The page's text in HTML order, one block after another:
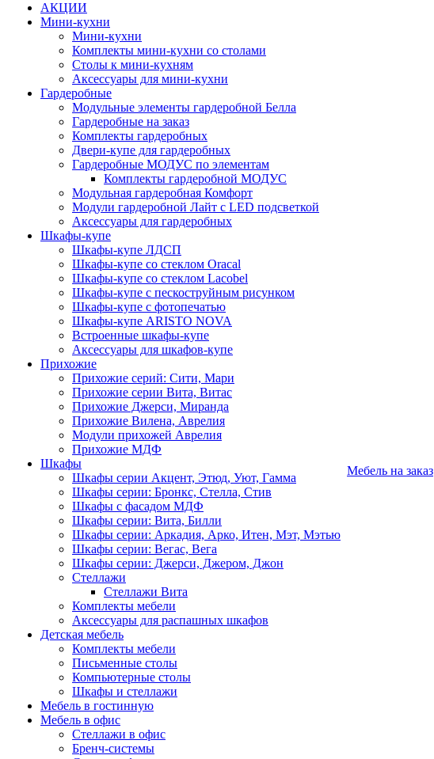
АКЦИИ
Мини-кухни
Мини-кухни
Комплекты мини-кухни со столами
Столы к мини-кухням
Аксессуары для мини-кухни
Гардеробные
Модульные элементы гардеробной Белла
Гардеробные на заказ
Комплекты гардеробных
Двери-купе для гардеробных
Гардеробные МОДУС по элементам
Комплекты гардеробной МОДУС
Модульная гардеробная Комфорт
Модули гардеробной Лайт с LED подсветкой
Аксессуары для гардеробных
Шкафы-купе
Шкафы-купе ЛДСП
Шкафы-купе со стеклом Oracal
Шкафы-купе со стеклом Lacobel
Шкафы-купе с пескоструйным рисунком
Шкафы-купе с фотопечатью
Шкафы-купе ARISTO NOVA
Встроенные шкафы-купе
Аксессуары для шкафов-купе
Прихожие
Прихожие серий: Сити, Мари
Прихожие серии Вита, Витас
Прихожие Джерси, Миранда
Прихожие Вилена, Аврелия
Модули прихожей Аврелия
Прихожие МДФ
Шкафы
Шкафы серии Акцент, Этюд, Уют, Гамма
Шкафы серии: Бронкс, Стелла, Стив
Шкафы с фасадом МДФ
Шкафы серии: Вита, Билли
Шкафы серии: Аркадия, Арко, Итен, Мэт, Мэтью
Шкафы серии: Вегас, Вега
Шкафы серии: Джерси, Джером, Джон
Стеллажи
Стеллажи Вита
Комплекты мебели
Аксессуары для распашных шкафов
Детская мебель
Комплекты мебели
Письменные столы
Компьютерные столы
Шкафы и стеллажи
Мебель в гостинную
Мебель в офис
Стеллажи в офис
Бренч-системы
Мебель на заказ